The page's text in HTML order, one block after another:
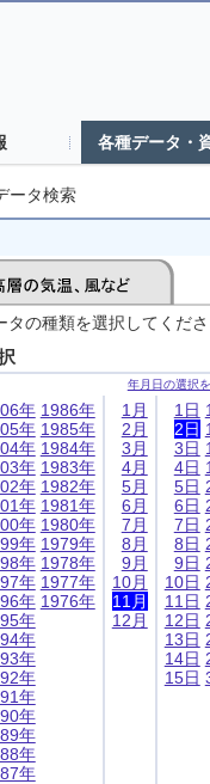
各種データ・
ータ検索
の種類を選択してくだ
年月日の選択
年
年
年
年
年
年
年
年
年
年
年
年
年
年
年
年
年
年
年
年
1986年
1985年
1984年
1983年
1982年
1981年
1980年
1979年
1978年
1977年
1976年
1月
2月
3月
4月
5月
6月
7月
8月
9月
10月
11月
12月
1日
2日
3日
4日
5日
6日
7日
8日
9日
10日
11日
12日
13日
14日
15日